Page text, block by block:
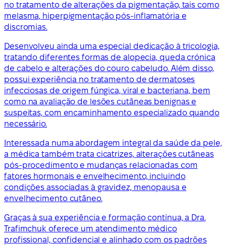
no tratamento de alterações da pigmentação, tais como
melasma, hiperpigmentação pós-inflamatória e
discromias.
Desenvolveu ainda uma especial dedicação à tricologia,
tratando diferentes formas de alopecia, queda crónica
de cabelo e alterações do couro cabeludo. Além disso,
possui experiência no tratamento de dermatoses
infecciosas de origem fúngica, viral e bacteriana, bem
como na avaliação de lesões cutâneas benignas e
suspeitas, com encaminhamento especializado quando
necessário.
Interessada numa abordagem integral da saúde da pele,
a médica também trata cicatrizes, alterações cutâneas
pós-procedimento e mudanças relacionadas com
fatores hormonais e envelhecimento, incluindo
condições associadas à gravidez, menopausa e
envelhecimento cutâneo.
Graças à sua experiência e formação contínua, a Dra.
Trafimchuk oferece um atendimento médico
profissional, confidencial e alinhado com os padrões